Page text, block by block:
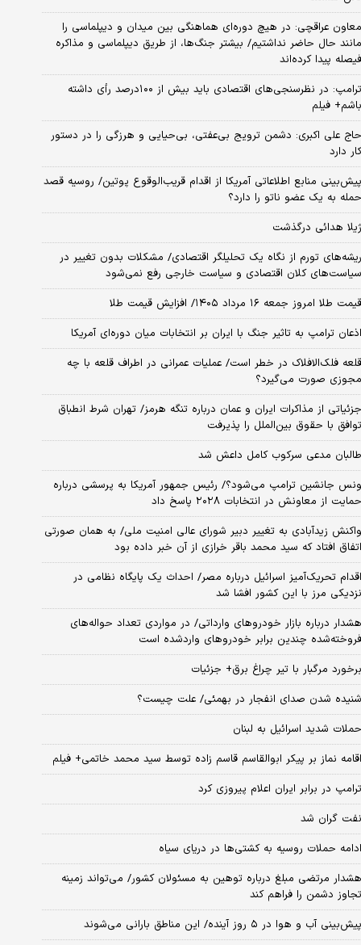
معاون عراقچی: در هیچ دوره‌ای هماهنگی بین میدان و دیپلماسی را
مانند حال حاضر نداشتیم/ بیشتر جنگ‌ها، از طریق دیپلماسی و مذاکره
فیصله پیدا کرده‌اند
ترامپ: در نظرسنجی‌های اقتصادی باید بیش از ۱۰۰درصد رأی داشته
باشم+ فیلم
حاج علی اکبری: دشمن ترویج بی‌عفتی، بی‌حیایی و هرزگی را در دستور
کار دارد
پیش‌بینی منابع اطلاعاتی آمریکا از اقدام قریب‌الوقوع پوتین/ روسیه قصد
حمله به یک عضو ناتو را دارد؟
ژیلا هدائی درگذشت
ریشه‌های تورم از نگاه یک تحلیلگر اقتصادی/ مشکلات بدون تغییر در
سیاست‌های کلان اقتصادی و سیاست خارجی رفع نمی‌شود
قیمت طلا امروز جمعه ۱۶ مرداد ۱۴۰۵/ افزایش قیمت طلا
اذعان ترامپ به تاثیر جنگ با ایران بر انتخابات میان دوره‌ای آمریکا
قلعه فلک‌الافلاک در خطر است/ عملیات عمرانی در اطراف قلعه با چه
مجوزی صورت می‌گیرد؟
جزئیاتی از مذاکرات ایران و عمان درباره تنگه هرمز/ تهران شرط انطباق
توافق با حقوق بین‌الملل را پذیرفت
طالبان مدعی سرکوب کامل داعش شد
ونس جانشین ترامپ می‌شود؟/ رئیس جمهور آمریکا به پرسشی درباره
حمایت از معاونش در انتخابات ۲۰۲۸ پاسخ داد
واکنش زیدآبادی به تغییر دبیر شورای عالی امنیت ملی/ به همان صورتی
اتفاق افتاد که سید محمد باقر خرازی از آن خبر داده بود
اقدام تحریک‌آمیز اسرائیل درباره مصر/ احداث یک پایگاه نظامی در
نزدیکی مرز با این کشور افشا شد
هشدار درباره بازار خودروهای وارداتی/ در مواردی تعداد حواله‌های
فروخته‌شده چندین برابر خودروهای واردشده است
برخورد مرگبار با تیر چراغ برق+ جزئیات
شنیده شدن صدای انفجار در بهمئی/ علت چیست؟
حملات شدید اسرائیل به لبنان
اقامه نماز بر پیکر ابوالقاسم قاسم زاده توسط سید محمد خاتمی+ فیلم
ترامپ در برابر ایران اعلام پیروزی کرد
نفت گران شد
ادامه حملات روسیه به کشتی‌ها در دریای سیاه
هشدار مرتضی مبلغ درباره توهین به مسئولان کشور/ می‌تواند زمینه
تجاوز دشمن را فراهم کند
پیش‌بینی آب و هوا در ۵ روز آینده/ این مناطق بارانی می‌شوند